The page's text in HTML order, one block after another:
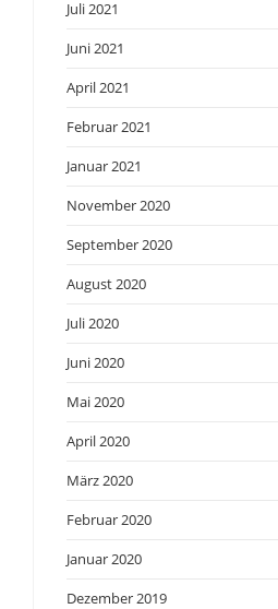
Juli 2021
Juni 2021
April 2021
Februar 2021
Januar 2021
November 2020
September 2020
August 2020
Juli 2020
Juni 2020
Mai 2020
April 2020
März 2020
Februar 2020
Januar 2020
Dezember 2019